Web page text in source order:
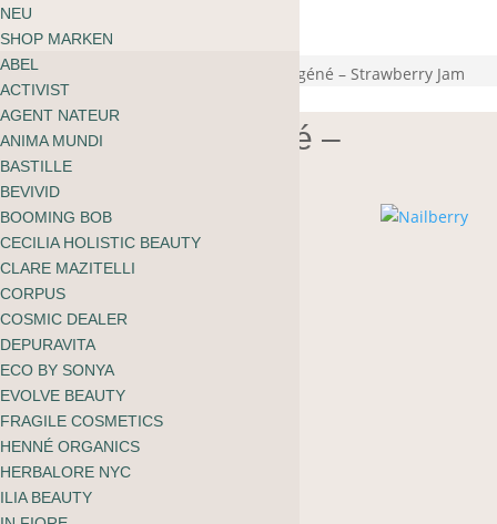
Start / Nailberry L’Oxygéné – Strawberry Jam
Nailberry L’Oxygéné –
Strawberry Jam
CHF23.80
Dunkelrot mit Pink
Opaque
15ml
Vorrätig
In den Warenkorb
Warenkorb
kein Produkt gefunden
zu shoppen
ÜBER MOOI
BLOG
English
NEU
SHOP MARKEN
ABEL
ACTIVIST
AGENT NATEUR
ANIMA MUNDI
BASTILLE
BEVIVID
BOOMING BOB
CECILIA HOLISTIC BEAUTY
CLARE MAZITELLI
CORPUS
COSMIC DEALER
DEPURAVITA
ECO BY SONYA
EVOLVE BEAUTY
FRAGILE COSMETICS
HENNÉ ORGANICS
HERBALORE NYC
ILIA BEAUTY